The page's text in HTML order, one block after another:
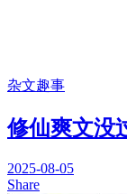
杂文趣事
修仙爽文没
2025-08-05
Share